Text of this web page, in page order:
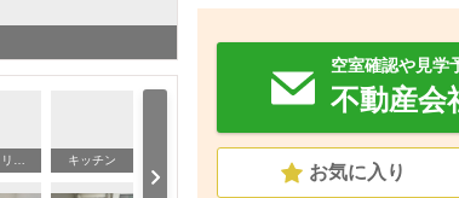
居室・リビング キッチン
空室確認や見学
不動産会
お気に入り